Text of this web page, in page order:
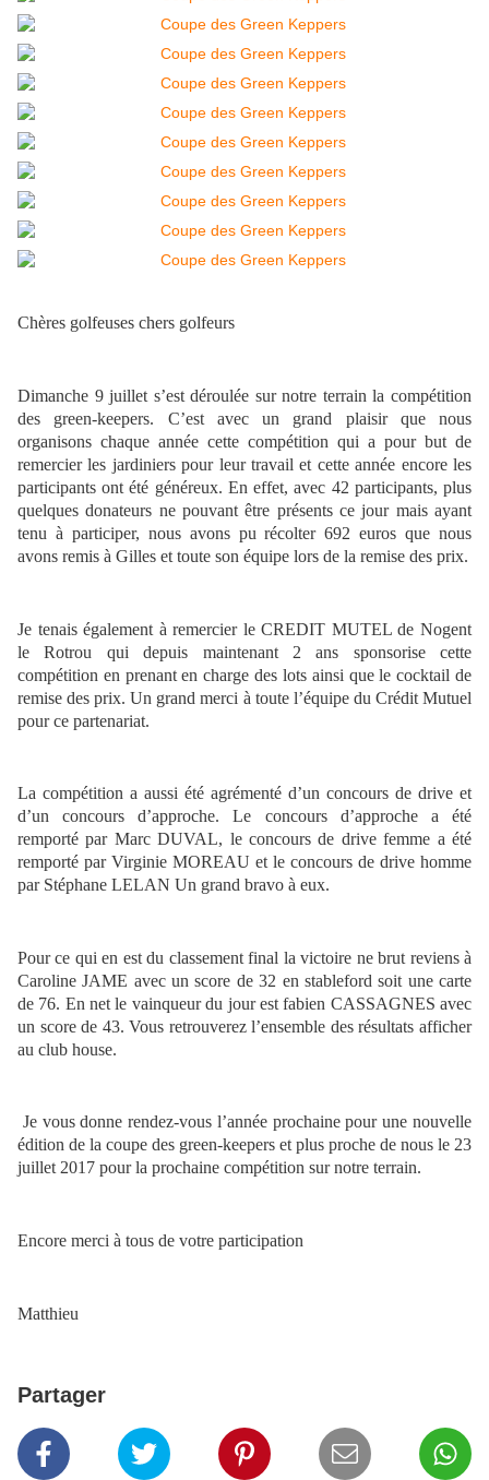
Chères golfeuses chers golfeurs
Dimanche 9 juillet s’est déroulée sur notre terrain la compétition
des green-keepers. C’est avec un grand plaisir que nous
organisons chaque année cette compétition qui a pour but de
remercier les jardiniers pour leur travail et cette année encore les
participants ont été généreux. En effet, avec 42 participants, plus
quelques donateurs ne pouvant être présents ce jour mais ayant
tenu à participer, nous avons pu récolter 692 euros que nous
avons remis à Gilles et toute son équipe lors de la remise des prix.
Je tenais également à remercier le CREDIT MUTEL de Nogent
le Rotrou qui depuis maintenant 2 ans sponsorise cette
compétition en prenant en charge des lots ainsi que le cocktail de
remise des prix. Un grand merci à toute l’équipe du Crédit Mutuel
pour ce partenariat.
La compétition a aussi été agrémenté d’un concours de drive et
d’un concours d’approche. Le concours d’approche a été
remporté par Marc DUVAL, le concours de drive femme a été
remporté par Virginie MOREAU et le concours de drive homme
par Stéphane LELAN Un grand bravo à eux.
Pour ce qui en est du classement final la victoire ne brut reviens à
Caroline JAME avec un score de 32 en stableford soit une carte
de 76. En net le vainqueur du jour est fabien CASSAGNES avec
un score de 43. Vous retrouverez l’ensemble des résultats afficher
au club house.
Je vous donne rendez-vous l’année prochaine pour une nouvelle
édition de la coupe des green-keepers et plus proche de nous le 23
juillet 2017 pour la prochaine compétition sur notre terrain.
Encore merci à tous de votre participation
Matthieu
Partager